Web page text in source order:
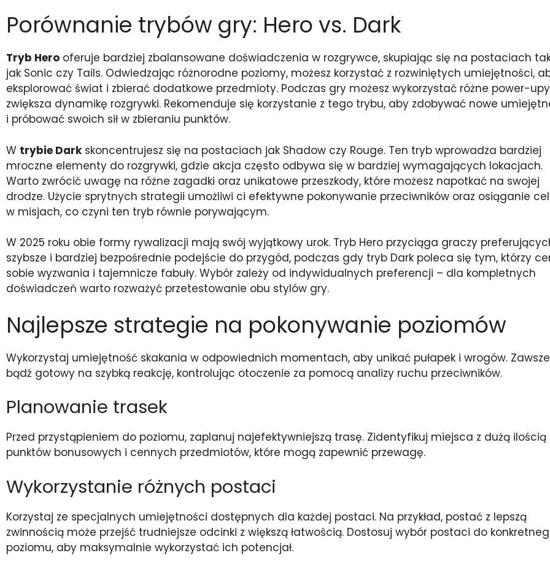
Porównanie trybów gry: Hero vs. Dark
Tryb Hero oferuje bardziej zbalansowane doświadczenia w rozgrywce, skupiając się na postaciach
jak Sonic czy Tails. Odwiedzając różnorodne poziomy, możesz korzystać z rozwiniętych umiejętności,
eksplorować świat i zbierać dodatkowe przedmioty. Podczas gry możesz wykorzystać różne power-
zwiększa dynamikę rozgrywki. Rekomenduje się korzystanie z tego trybu, aby zdobywać nowe
i próbować swoich sił w zbieraniu punktów.
W trybie Darkskoncentrujesz się na postaciach jak Shadow czy Rouge. Ten tryb wprowadza bardziej
mroczne elementy do rozgrywki, gdzie akcja często odbywa się w bardziej wymagających lokacjach.
Warto zwrócić uwagę na różne zagadki oraz unikatowe przeszkody, które możesz napotkać na swojej
drodze. Użycie sprytnych strategii umożliwi ci efektywne pokonywanie przeciwników oraz osiąganie
w misjach, co czyni ten tryb równie porywającym.
W 2025 roku obie formy rywalizacji mają swój wyjątkowy urok. Tryb Hero przyciąga graczy
szybsze i bardziej bezpośrednie podejście do przygód, podczas gdy tryb Dark poleca się tym, którzy
sobie wyzwania i tajemnicze fabuły. Wybór zależy od indywidualnych preferencji – dla kompletnych
doświadczeń warto rozważyć przetestowanie obu stylów gry.
Najlepsze strategie na pokonywanie poziomów
Wykorzystaj umiejętność skakania w odpowiednich momentach, aby unikać pułapek i wrogów. Zawsze
bądź gotowy na szybką reakcję, kontrolując otoczenie za pomocą analizy ruchu przeciwników.
Planowanie trasek
Przed przystąpieniem do poziomu, zaplanuj najefektywniejszą trasę. Zidentyfikuj miejsca z dużą ilością
punktów bonusowych i cennych przedmiotów, które mogą zapewnić przewagę.
Wykorzystanie różnych postaci
Korzystaj ze specjalnych umiejętności dostępnych dla każdej postaci. Na przykład, postać z lepszą
zwinnością może przejść trudniejsze odcinki z większą łatwością. Dostosuj wybór postaci do
poziomu, aby maksymalnie wykorzystać ich potencjał.